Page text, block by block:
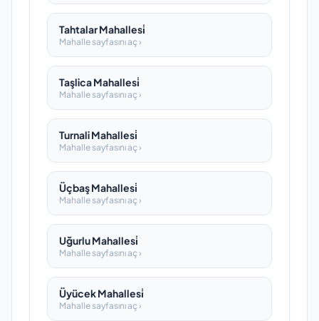
Tahtalar Mahallesi̇
Mahalle sayfasını aç ›
Taşlica Mahallesi̇
Mahalle sayfasını aç ›
Turnali Mahallesi̇
Mahalle sayfasını aç ›
Üçbaş Mahallesi̇
Mahalle sayfasını aç ›
Uğurlu Mahallesi̇
Mahalle sayfasını aç ›
Üyücek Mahallesi̇
Mahalle sayfasını aç ›